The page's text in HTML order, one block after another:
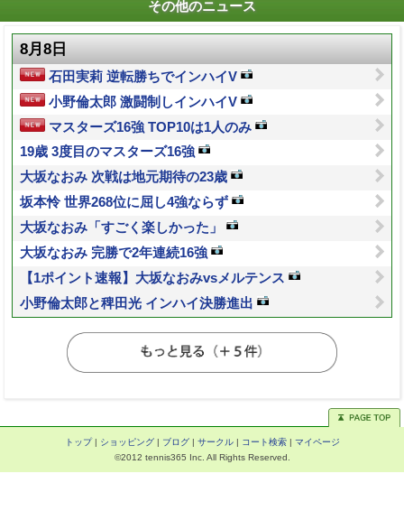
その他のニュース
8月8日
石田実莉 逆転勝ちでインハイV
小野倫太郎 激闘制しインハイV
マスターズ16強 TOP10は1人のみ
19歳 3度目のマスターズ16強
大坂なおみ 次戦は地元期待の23歳
坂本怜 世界268位に屈し4強ならず
大坂なおみ「すごく楽しかった」
大坂なおみ 完勝で2年連続16強
【1ポイント速報】大坂なおみvsメルテンス
小野倫太郎と稗田光 インハイ決勝進出
トップ| ショッピング| ブログ| サークル| コート検索| マイページ
©2012 tennis365 Inc. All Rights Reserved.